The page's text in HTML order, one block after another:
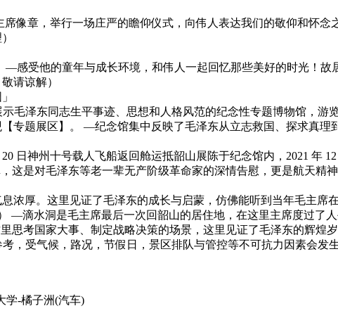
像章，举行一场庄严的瞻仰仪式，向伟人表达我们的敬仰和怀念
感受他的童年与成长环境，和伟人一起回忆那些美好的时光！故
请谅解）
毛泽东同志生平事迹、思想和人格风范的纪念性专题博物馆，游
专题展区】。 —纪念馆集中反映了毛泽东从立志救国、探求真理
日神州十号载人飞船返回舱运抵韶山展陈于纪念馆内，2021 年
这是对毛泽东等老一辈无产阶级革命家的深情告慰，更是航天精
厚。这里见证了毛泽东的成长与启蒙，仿佛能听到当年毛主席
—滴水洞是毛主席最后一次回韶山的居住地，在这里主席度过了
考国家大事、制定战略决策的场景，这里见证了毛泽东的辉煌岁
，受气候，路况，节假日，景区排队与管控等不可抗力因素会发
学-橘子洲(汽车)